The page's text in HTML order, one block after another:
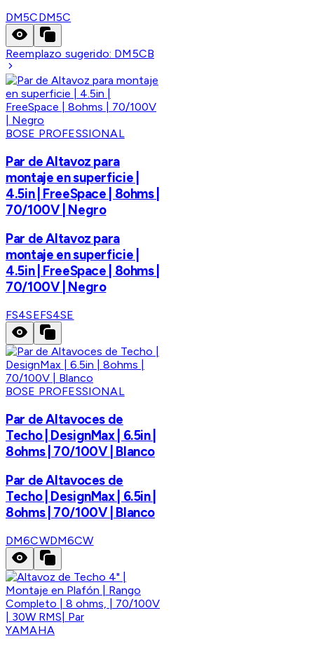
DM5CDM5C
Reemplazo sugerido: DM5CB
BOSE PROFESSIONAL
Par de Altavoz para
montaje en superficie |
4.5in | FreeSpace | 8ohms |
70/100V | Negro
Par de Altavoz para
montaje en superficie |
4.5in | FreeSpace | 8ohms |
70/100V | Negro
FS4SEFS4SE
BOSE PROFESSIONAL
Par de Altavoces de
Techo | DesignMax | 6.5in |
8ohms | 70/100V | Blanco
Par de Altavoces de
Techo | DesignMax | 6.5in |
8ohms | 70/100V | Blanco
DM6CWDM6CW
YAMAHA